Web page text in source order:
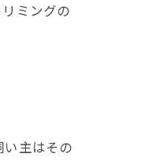
ミングの
主はその